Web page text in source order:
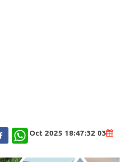
03 Oct 2025 18:47:32
WhatsApp